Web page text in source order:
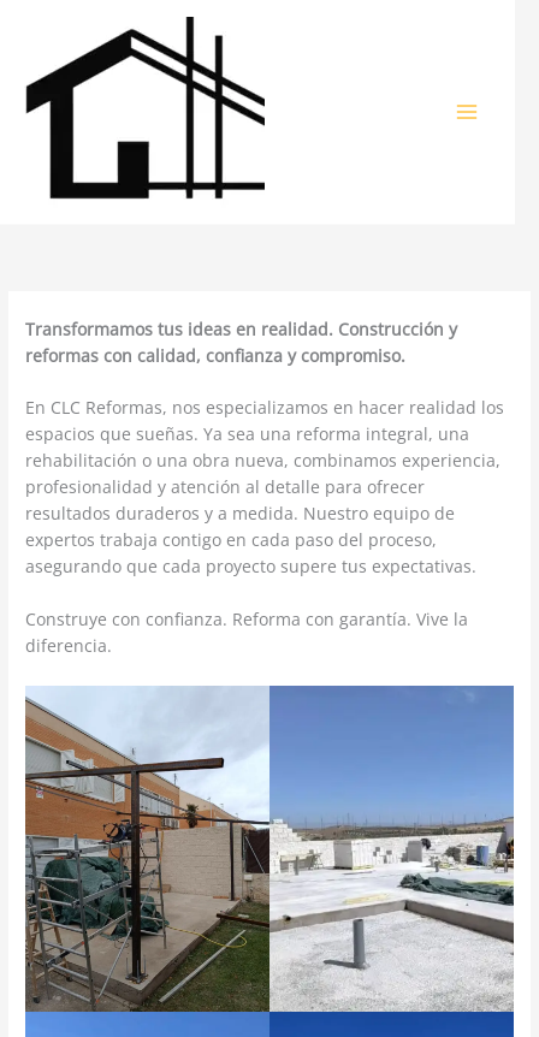
contenido
Transformamos tus ideas en realidad. Construcción y
reformas con calidad, confianza y compromiso.
En CLC Reformas, nos especializamos en hacer realidad los
espacios que sueñas. Ya sea una reforma integral, una
rehabilitación o una obra nueva, combinamos experiencia,
profesionalidad y atención al detalle para ofrecer
resultados duraderos y a medida. Nuestro equipo de
expertos trabaja contigo en cada paso del proceso,
asegurando que cada proyecto supere tus expectativas.
Construye con confianza. Reforma con garantía. Vive la
diferencia.